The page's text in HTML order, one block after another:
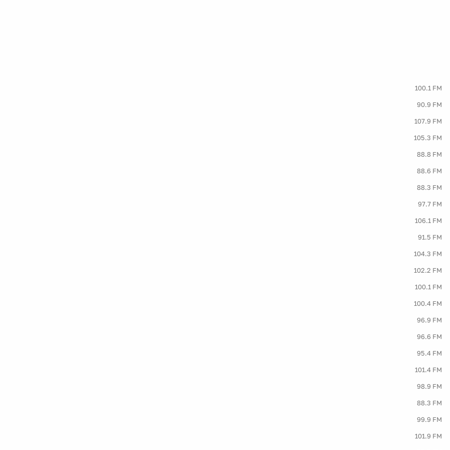
100.1 FM
90.9 FM
107.9 FM
105.3 FM
88.8 FM
88.6 FM
88.3 FM
97.7 FM
106.1 FM
91.5 FM
104.3 FM
102.2 FM
100.1 FM
100.4 FM
96.9 FM
96.6 FM
95.4 FM
101.4 FM
98.9 FM
88.3 FM
99.9 FM
101.9 FM